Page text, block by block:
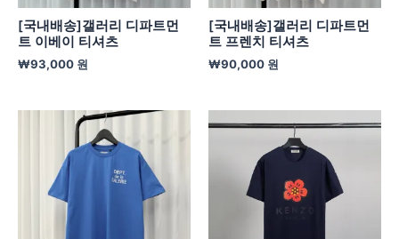
[국내배송]갤러리 디파트먼
트 이베이 티셔츠
₩93,000 원
[국내배송]갤러리 디파트먼
트 프렌치 티셔츠
₩90,000 원